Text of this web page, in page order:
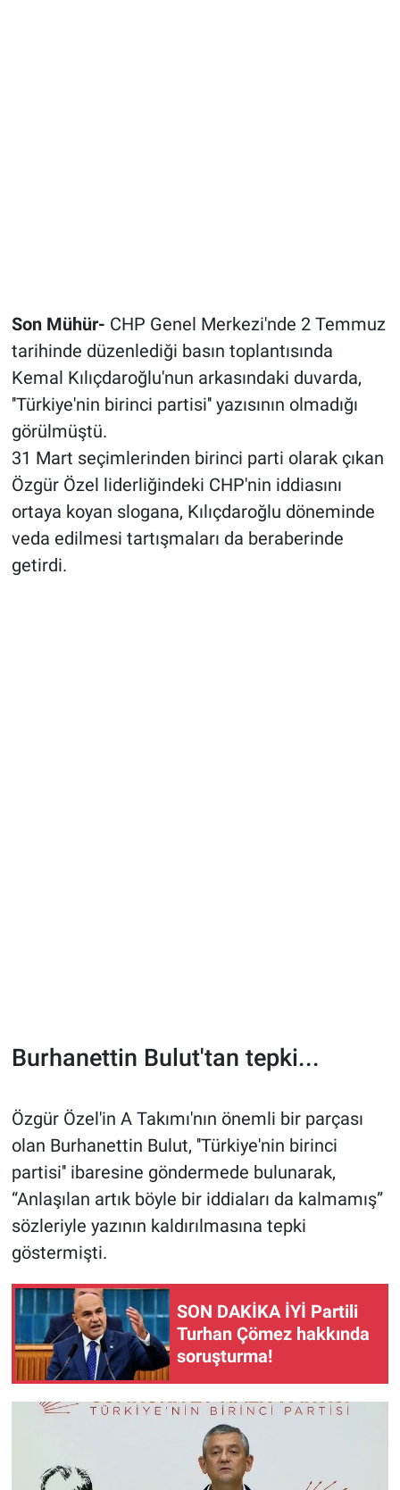
Son Mühür- CHP Genel Merkezi'nde 2 Temmuz
tarihinde düzenlediği basın toplantısında
Kemal Kılıçdaroğlu'nun arkasındaki duvarda,
''Türkiye'nin birinci partisi'' yazısının olmadığı
görülmüştü.
31 Mart seçimlerinden birinci parti olarak çıkan
Özgür Özel liderliğindeki CHP'nin iddiasını
ortaya koyan slogana, Kılıçdaroğlu döneminde
veda edilmesi tartışmaları da beraberinde
getirdi.
Burhanettin Bulut'tan tepki...
Özgür Özel'in A Takımı'nın önemli bir parçası
olan Burhanettin Bulut, ''Türkiye'nin birinci
partisi'' ibaresine göndermede bulunarak,
“Anlaşılan artık böyle bir iddiaları da kalmamış”
sözleriyle yazının kaldırılmasına tepki
göstermişti.
SON DAKİKA İYİ Partili
Turhan Çömez hakkında
soruşturma!